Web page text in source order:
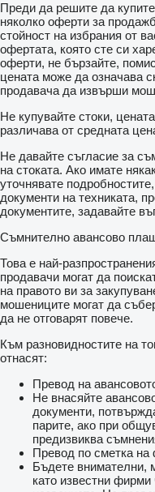
Преди да решите да
няколко оферти за
стойност на избрания от
офертата, която сте си
оферти, не бързайте,
цената може да означава
продавача да извърши
Не купувайте стоки,
различава от средната
Не давайте съгласие за
на стоката. Ако имате
уточнявате
документи на техниката,
документите, задавайте
Съмнително авансово
Това е най-
продавачи могат да
на правото ви за
мошениците могат да
да не отговарят повече.
Към разновидностите на
отнасят:
Превод на
Не внасяйте
документи,
парите, ако при
предизвиква
Превод по сметка
Бъдете внимателни,
като известни